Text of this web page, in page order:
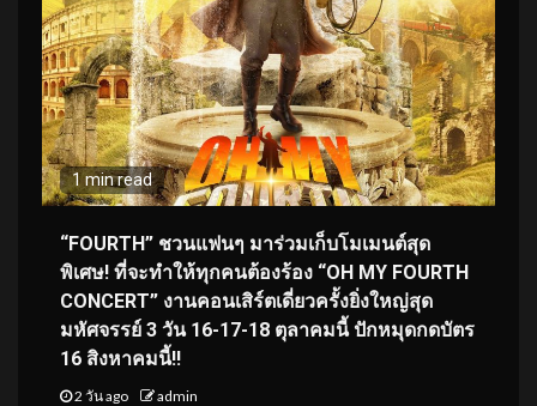
1 min read
“FOURTH” ชวนแฟนๆ มาร่วมเก็บโมเมนต์สุด
พิเศษ! ที่จะทำให้ทุกคนต้องร้อง “OH MY FOURTH
CONCERT” งานคอนเสิร์ตเดี่ยวครั้งยิ่งใหญ่สุด
มหัศจรรย์ 3 วัน 16-17-18 ตุลาคมนี้ ปักหมุดกดบัตร
16 สิงหาคมนี้!!
2 วัน ago admin